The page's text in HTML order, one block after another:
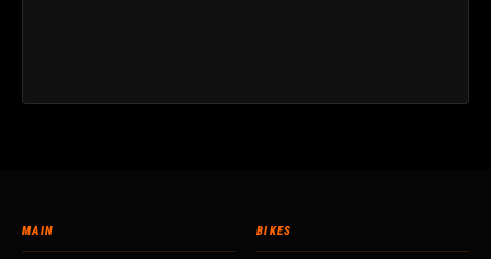
MAIN BIKES